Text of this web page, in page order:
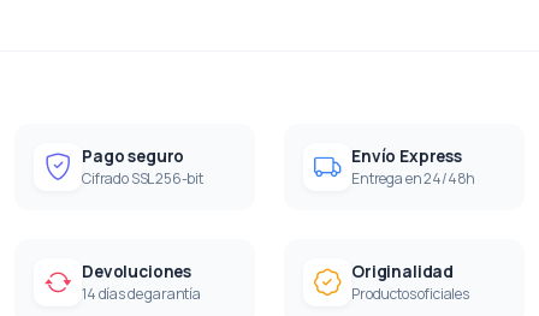
Pago seguro
Cifrado SSL 256-bit
Envío Express
Entrega en 24/48h
Devoluciones
14 días de garantía
Originalidad
Productos oficiales